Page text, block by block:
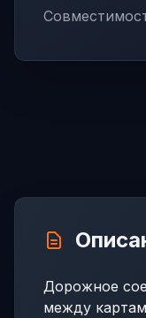
Дорожное
между